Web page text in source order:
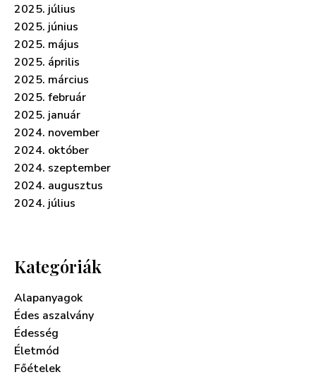
2025. július
2025. június
2025. május
2025. április
2025. március
2025. február
2025. január
2024. november
2024. október
2024. szeptember
2024. augusztus
2024. július
Kategóriák
Alapanyagok
Édes aszalvány
Édesség
Életmód
Főételek